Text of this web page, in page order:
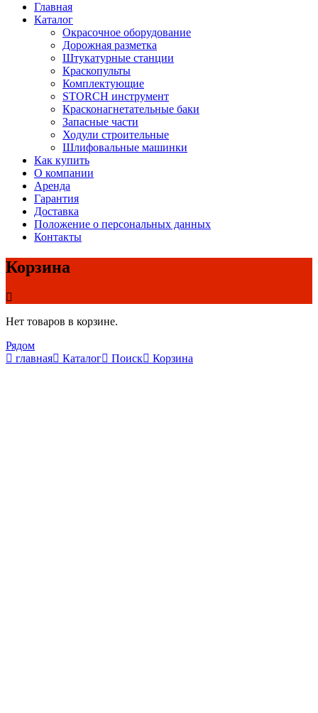
Главная
Каталог
Окрасочное оборудование
Дорожная разметка
Штукатурные станции
Краскопульты
Комплектующие
STORCH инструмент
Красконагнетательные баки
Запасные части
Ходули строительные
Шлифовальные машинки
Как купить
О компании
Аренда
Гарантия
Доставка
Положение о персональных данных
Контакты
Корзина
Нет товаров в корзине.
Рядом
главная
Каталог Поиск Корзина